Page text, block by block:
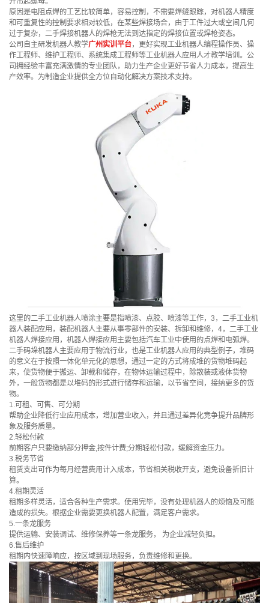
原因是电阻点焊的工艺比较简单，容易控制，不需要焊缝跟踪，对机器人精度
和可重复性的控制要求相对较低，在某些焊接场合，由于工件过大或空间几何
过于复杂，二手焊接机器人的焊枪无法到达指定的焊接位置或焊枪姿态。
公司自主研发机器人教学广州实训平台，更好实现工业机器人编程操作员、操
作工程师、维护工程师、系统集成工程师等工业机器人应用人才教学培训。公
司拥经验丰富充满激情的专业团队，助力生产企业更好节省人力成本，提高生
产效率。为制造企业提供全方位自动化解决方案技术支持。
这里的二手工业机器人喷涂主要是指喷漆、点胶、喷漆等工作，3，二手工业机
器人装配应用，装配机器人主要从事零部件的安装、拆卸和维修，4，二手工业
机器人焊接应用，机器人焊接应用主要包括汽车工业中使用的点焊和电弧焊。
二手码垛机器人主要应用于物流行业，也是工业机器人应用的典型例子，堆码
的意义在于按照一体化单元化的思想，通过一定的方式将成堆的货物堆码起
来，使货物便于搬运、卸载和储存，在物体运输过程中，除散装或液体货物
外，一般货物都是以堆码的形式进行储存和运输，以节省空间，接纳更多的货
物。
1.可租、可售、可分期
帮助企业降低行业应用成本，增加营业收入，并且通过差异化竞争提升品牌形
象及服务质量。
2.轻松付款
前期客户只要缴纳部分押金,按件计费;分期轻松付款，缓解资金压力。
3.税务节省
租赁支出可作为每月经营费用计入成本，节省相关税收开支，避免设备折旧计
算。
4.租期灵活
租期多样灵活，适合各种生产需求。使用完毕，没有处理机器人的烦恼及可能
造成的损失。根据企业需要更换机器人配置，满足客户需求。
5.一条龙服务
提供运输、安装调试、维修保养等一条龙服务， 为企业减轻负担。
6.售后维护
租期内快速障响应，按区域到现场服务，负责维修和更换。